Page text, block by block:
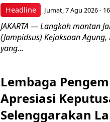
Headline Jumat, 7 Agu 2026 -
JAKARTA — Langkah mantan
(Jampidsus) Kejaksaan
yang...
Lembaga
Apresiasi
Selenggarakan